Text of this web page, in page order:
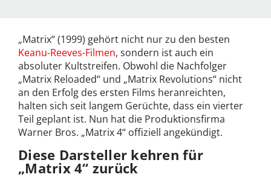
„Matrix“ (1999) gehört nicht nur zu den besten
Keanu-Reeves-Filmen, sondern ist auch ein
absoluter Kultstreifen. Obwohl die Nachfolger
„Matrix Reloaded“ und „Matrix Revolutions“ nicht
an den Erfolg des ersten Films heranreichten,
halten sich seit langem Gerüchte, dass ein vierter
Teil geplant ist. Nun hat die Produktionsfirma
Warner Bros. „Matrix 4“ offiziell angekündigt.
Diese Darsteller kehren für
„Matrix 4“ zurück